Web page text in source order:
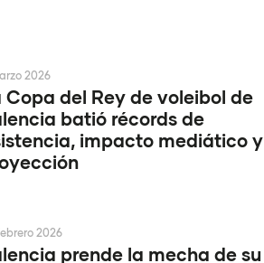
Copa del Rey de voleibol de
batió récords de
impacto mediático y
2026
prende la mecha de su
2026